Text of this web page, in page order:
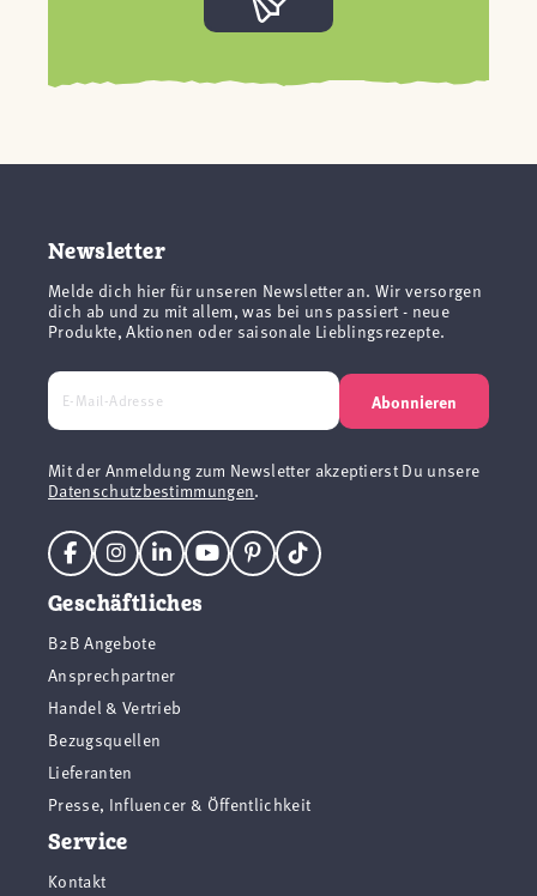
Newsletter
Melde dich hier für unseren Newsletter an. Wir versorgen
dich ab und zu mit allem, was bei uns passiert - neue
Produkte, Aktionen oder saisonale Lieblingsrezepte.
Abonnieren
Mit der Anmeldung zum Newsletter akzeptierst Du unsere
Datenschutzbestimmungen.
Geschäftliches
B2B Angebote
Ansprechpartner
Handel & Vertrieb
Bezugsquellen
Lieferanten
Presse, Influencer & Öffentlichkeit
Service
Kontakt